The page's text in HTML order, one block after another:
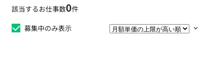
該当するお仕事数0件
募集中のみ表示